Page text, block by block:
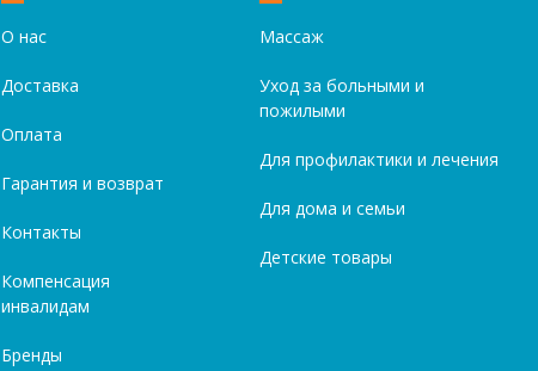
О нас
Доставка
Оплата
Гарантия и возврат
Контакты
Компенсация
инвалидам
Бренды
Массаж
Уход за больными и
пожилыми
Для профилактики и лечения
Для дома и семьи
Детские товары